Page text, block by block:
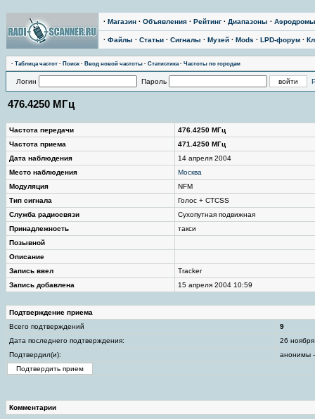
· Магазин · Объявления · Рейтинг · Диапазоны · Аэродромы
· Файлы · Статьи · Сигналы · Музей · Mods · LPD-форум ·
· Таблица частот · Поиск · Ввод новой частоты · Статистика· Частоты по городам
Логин Пароль
476.4250 МГц
Частота передачи
476.4250 МГц
Частота приема
471.4250 МГц
Дата наблюдения
14 апреля 2004
Место наблюдения
Москва
Модуляция
NFM
Тип сигнала
Голос + CTCSS
Служба радиосвязи
Сухопутная подвижная
Принадлежность
такси
Позывной
Описание
Запись ввел
Tracker
Запись добавлена
15 апреля 2004 10:59
Подтверждение приема
Всего подтверждений
9
Дата последнего подтверждения:
26
Подтвердил(и):
анонимы
Комментарии